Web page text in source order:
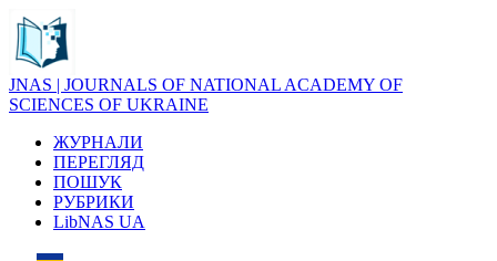
JNAS | JOURNALS OF NATIONAL ACADEMY OF
SCIENCES OF UKRAINE
ЖУРНАЛИ
ПЕРЕГЛЯД
ПОШУК
РУБРИКИ
LibNAS UA